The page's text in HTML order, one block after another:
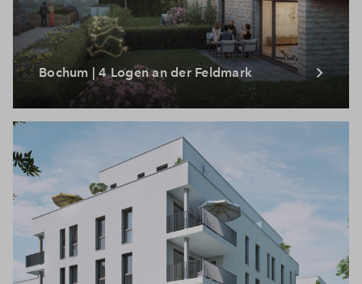
Bochum | 4 Logen an der Feldmark